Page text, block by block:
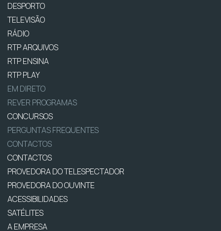
DESPORTO
TELEVISÃO
RÁDIO
RTP ARQUIVOS
RTP ENSINA
RTP PLAY
EM DIRETO
REVER PROGRAMAS
CONCURSOS
PERGUNTAS FREQUENTES
CONTACTOS
CONTACTOS
PROVEDORA DO TELESPECTADOR
PROVEDORA DO OUVINTE
ACESSIBILIDADES
SATÉLITES
A EMPRESA